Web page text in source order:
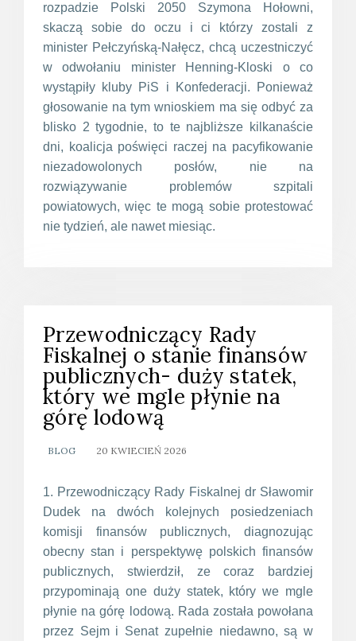
rozpadzie Polski 2050 Szymona Hołowni,
skaczą sobie do oczu i ci którzy zostali z
minister Pełczyńską-Nałęcz, chcą uczestniczyć
w odwołaniu minister Henning-Kloski o co
wystąpiły kluby PiS i Konfederacji. Ponieważ
głosowanie na tym wnioskiem ma się odbyć za
blisko 2 tygodnie, to te najbliższe kilkanaście
dni, koalicja poświęci raczej na pacyfikowanie
niezadowolonych posłów, nie na
rozwiązywanie problemów szpitali
powiatowych, więc te mogą sobie protestować
nie tydzień, ale nawet miesiąc.
Przewodniczący Rady
Fiskalnej o stanie finansów
publicznych- duży statek,
który we mgle płynie na
górę lodową
BLOG 20 KWIECIEŃ 2026
1. Przewodniczący Rady Fiskalnej dr Sławomir
Dudek na dwóch kolejnych posiedzeniach
komisji finansów publicznych, diagnozując
obecny stan i perspektywę polskich finansów
publicznych, stwierdził, ze coraz bardziej
przypominają one duży statek, który we mgle
płynie na górę lodową. Rada została powołana
przez Sejm i Senat zupełnie niedawno, są w